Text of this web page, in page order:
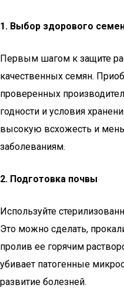
1. Выбор здорового
Первым шагом к защите
качественных семян.
проверенных
годности и условия
высокую всхожесть и
заболеваниям.
2. Подготовка почвы
Используйте
Это можно сделать,
пролив ее горячим
убивает патогенные
развитие болезней.